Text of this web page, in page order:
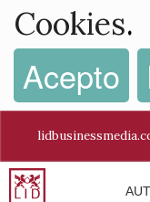
Cookies.
Acepto